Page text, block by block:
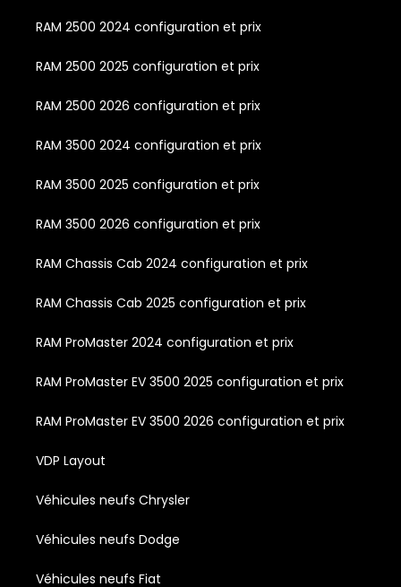
RAM 2500 2024 configuration et prix
RAM 2500 2025 configuration et prix
RAM 2500 2026 configuration et prix
RAM 3500 2024 configuration et prix
RAM 3500 2025 configuration et prix
RAM 3500 2026 configuration et prix
RAM Chassis Cab 2024 configuration et prix
RAM Chassis Cab 2025 configuration et prix
RAM ProMaster 2024 configuration et prix
RAM ProMaster EV 3500 2025 configuration et prix
RAM ProMaster EV 3500 2026 configuration et prix
VDP Layout
Véhicules neufs Chrysler
Véhicules neufs Dodge
Véhicules neufs Fiat